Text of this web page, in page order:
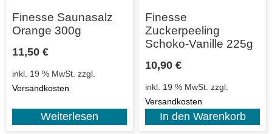
Finesse Saunasalz
Orange 300g
11,50 €
inkl. 19 % MwSt. zzgl.
Versandkosten
Weiterlesen
Finesse
Zuckerpeeling
Schoko-Vanille 225g
10,90 €
inkl. 19 % MwSt. zzgl.
Versandkosten
In den Warenkorb